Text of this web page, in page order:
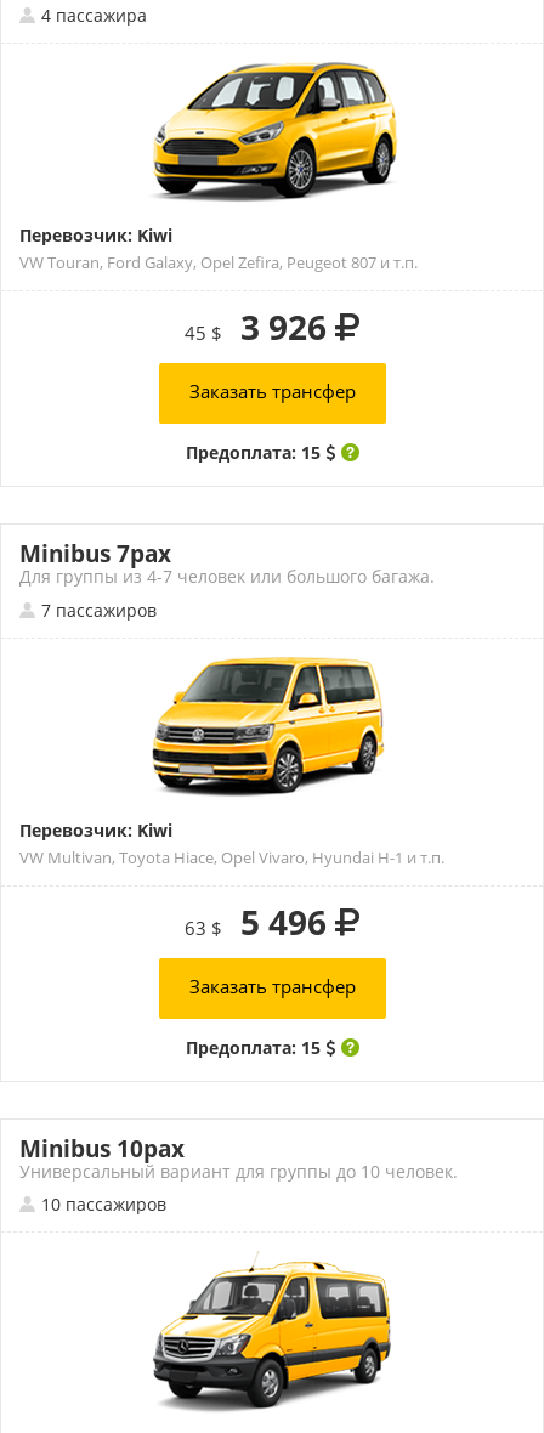
4 пассажира
Перевозчик: Kiwi
VW Touran, Ford Galaxy, Opel Zefira, Peugeot 807 и т.п.
45 $ 3 926
Заказать трансфер
Предоплата: 15
Minibus 7pax
Для группы из 4-7 человек или большого багажа.
7 пассажиров
Перевозчик: Kiwi
VW Multivan, Toyota Hiace, Opel Vivaro, Hyundai H-1 и т.п.
63 $ 5 496
Заказать трансфер
Предоплата: 15
Minibus 10pax
Универсальный вариант для группы до 10 человек.
10 пассажиров